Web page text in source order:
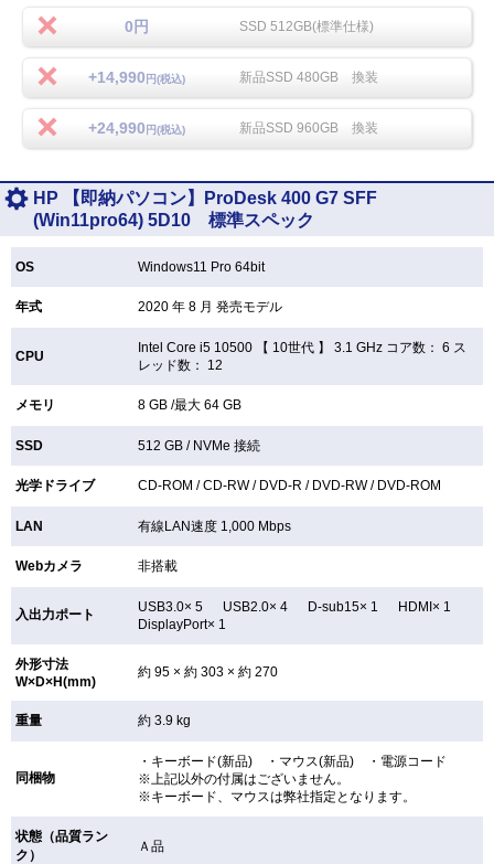
0円 SSD 512GB(標準仕様)
+14,990 円(税込) 新品SSD 480GB 換装
+24,990 円(税込) 新品SSD 960GB 換装
HP 【即納パソコン】ProDesk 400 G7 SFF
(Win11pro64) 5D10 標準スペック
OS Windows11 Pro 64bit
年式 2020 年 8 月 発売モデル
CPU
Intel Core i5 10500 【 10世代 】 3.1 GHz コア数： 6 ス
レッド数： 12
メモリ 8 GB /最大 64 GB
SSD 512 GB / NVMe 接続
光学ドライブ CD-ROM /CD-RW / DVD-R / DVD-RW / DVD-ROM
LAN 有線LAN速度 1,000 Mbps
Webカメラ 非搭載
入出力ポート
USB3.0× 5 USB2.0× 4 D-sub15× 1 HDMI× 1
DisplayPort× 1
外形寸法
W×D×H(mm)
約 95 × 約 303 × 約 270
重量 約 3.9 kg
同梱物
・キーボード(新品) ・マウス(新品) ・電源コード
※上記以外の付属はございません。
※キーボード、マウスは弊社指定となります。
状態（品質ラン
ク）
Ａ品